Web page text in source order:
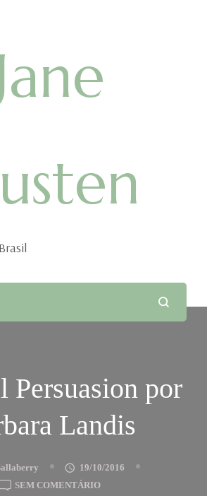
Persuasion por
Landis
19/10/2016
SEM COMENTÁRIOEM